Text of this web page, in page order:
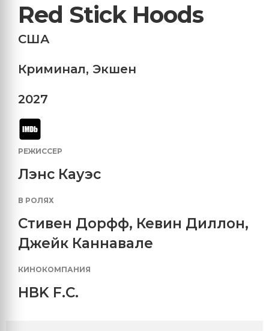
Red Stick Hoods
США
Криминал, Экшен
2027
РЕЖИССЕР
Лэнс Кауэс
В РОЛЯХ
Стивен Дорфф, Кевин Диллон,
Джейк Каннавале
КИНОКОМПАНИЯ
HBK F.C.